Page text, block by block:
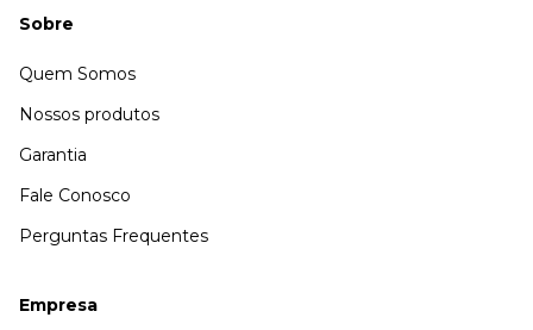
Sobre
Quem Somos
Nossos produtos
Garantia
Fale Conosco
Perguntas Frequentes
Empresa